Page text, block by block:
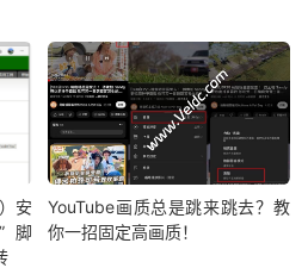
安
脚
YouTube画质总是跳来跳去？教
你一招固定高画质！